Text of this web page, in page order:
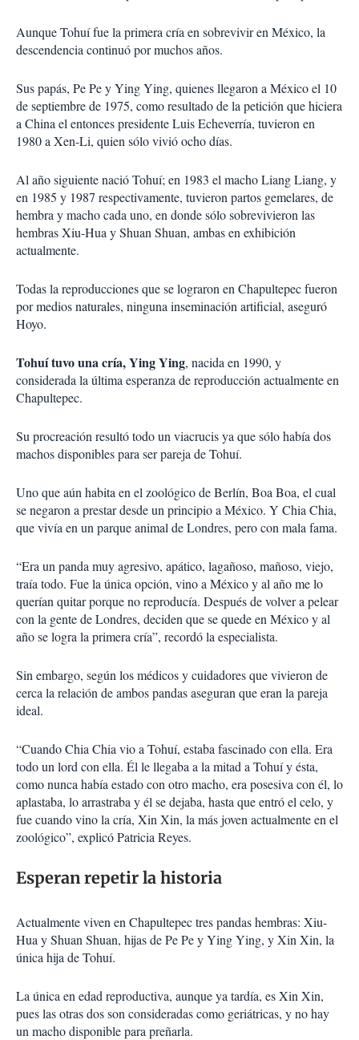
Aunque Tohuí fue la primera cría en sobrevivir en México, la
descendencia continuó por muchos años.
Sus papás, Pe Pe y Ying Ying, quienes llegaron a México el 10
de septiembre de 1975, como resultado de la petición que hiciera
a China el entonces presidente Luis Echeverría, tuvieron en
1980 a Xen-Li, quien sólo vivió ocho días.
Al año siguiente nació Tohuí; en 1983 el macho Liang Liang, y
en 1985 y 1987 respectivamente, tuvieron partos gemelares, de
hembra y macho cada uno, en donde sólo sobrevivieron las
hembras Xiu-Hua y Shuan Shuan, ambas en exhibición
actualmente.
Todas la reproducciones que se lograron en Chapultepec fueron
por medios naturales, ninguna inseminación artificial, aseguró
Hoyo.
Tohuí tuvo una cría, Ying Ying, nacida en 1990, y
considerada la última esperanza de reproducción actualmente en
Chapultepec.
Su procreación resultó todo un viacrucis ya que sólo había dos
machos disponibles para ser pareja de Tohuí.
Uno que aún habita en el zoológico de Berlín, Boa Boa, el cual
se negaron a prestar desde un principio a México. Y Chia Chia,
que vivía en un parque animal de Londres, pero con mala fama.
“Era un panda muy agresivo, apático, lagañoso, mañoso, viejo,
traía todo. Fue la única opción, vino a México y al año me lo
querían quitar porque no reproducía. Después de volver a pelear
con la gente de Londres, deciden que se quede en México y al
año se logra la primera cría”, recordó la especialista.
Sin embargo, según los médicos y cuidadores que vivieron de
cerca la relación de ambos pandas aseguran que eran la pareja
ideal.
“Cuando Chia Chia vio a Tohuí, estaba fascinado con ella. Era
todo un lord con ella. Él le llegaba a la mitad a Tohuí y ésta,
como nunca había estado con otro macho, era posesiva con él, lo
aplastaba, lo arrastraba y él se dejaba, hasta que entró el celo, y
fue cuando vino la cría, Xin Xin, la más joven actualmente en el
zoológico”, explicó Patricia Reyes.
Esperan repetir la historia
Actualmente viven en Chapultepec tres pandas hembras: Xiu-
Hua y Shuan Shuan, hijas de Pe Pe y Ying Ying, y Xin Xin, la
única hija de Tohuí.
La única en edad reproductiva, aunque ya tardía, es Xin Xin,
pues las otras dos son consideradas como geriátricas, y no hay
un macho disponible para preñarla.